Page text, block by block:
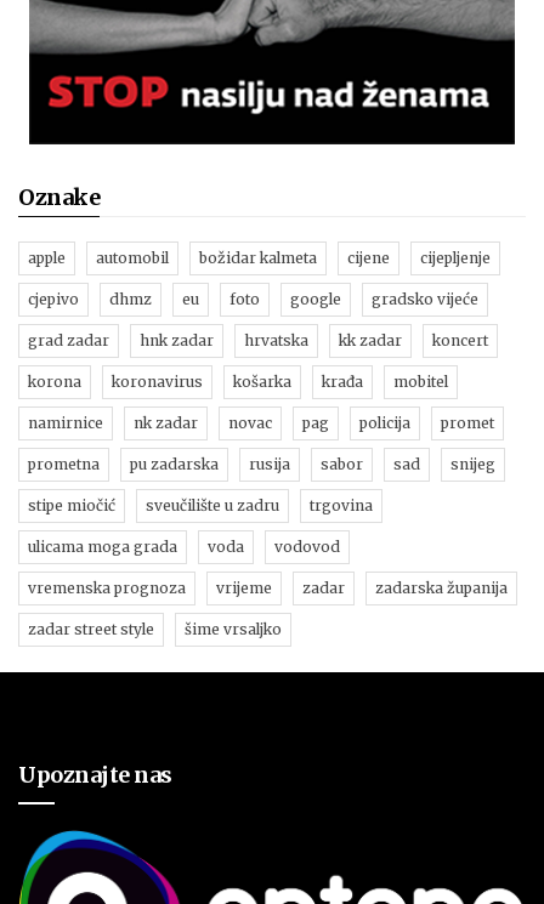
Oznake
apple automobil božidar kalmeta cijene cijepljenje
cjepivo dhmz eu foto google gradsko vijeće
grad zadar hnk zadar hrvatska kk zadar koncert
korona koronavirus košarka krađa mobitel
namirnice nk zadar novac pag policija promet
prometna pu zadarska rusija sabor sad snijeg
stipe miočić sveučilište u zadru trgovina
ulicama moga grada voda vodovod
vremenska prognoza vrijeme zadar zadarska županija
zadar street style šime vrsaljko
Upoznajte nas